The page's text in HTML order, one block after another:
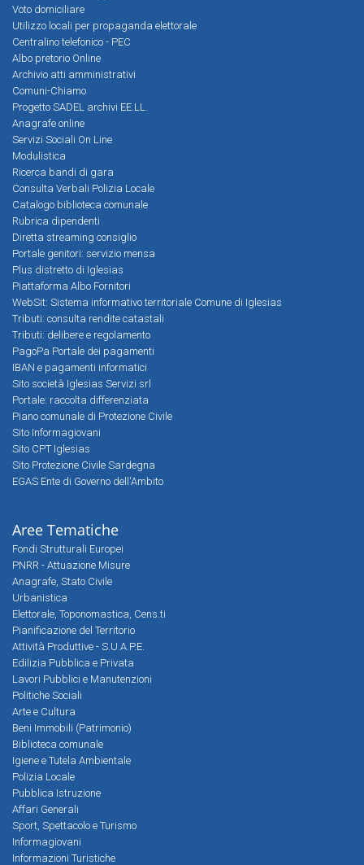
Voto domiciliare
Utilizzo locali per propaganda elettorale
Centralino telefonico - PEC
Albo pretorio Online
Archivio atti amministrativi
Comuni-Chiamo
Progetto SADEL archivi EE.LL.
Anagrafe online
Servizi Sociali On Line
Modulistica
Ricerca bandi di gara
Consulta Verbali Polizia Locale
Catalogo biblioteca comunale
Rubrica dipendenti
Diretta streaming consiglio
Portale genitori: servizio mensa
Plus distretto di Iglesias
Piattaforma Albo Fornitori
WebSit: Sistema informativo territoriale Comune di Iglesias
Tributi: consulta rendite catastali
Tributi: delibere e regolamento
PagoPa Portale dei pagamenti
IBAN e pagamenti informatici
Sito società Iglesias Servizi srl
Portale: raccolta differenziata
Piano comunale di Protezione Civile
Sito Informagiovani
Sito CPT Iglesias
Sito Protezione Civile Sardegna
EGAS Ente di Governo dell'Ambito
Aree Tematiche
Fondi Strutturali Europei
PNRR - Attuazione Misure
Anagrafe, Stato Civile
Urbanistica
Elettorale, Toponomastica, Cens.ti
Pianificazione del Territorio
Attività Produttive - S.U.A.P.E.
Edilizia Pubblica e Privata
Lavori Pubblici e Manutenzioni
Politiche Sociali
Arte e Cultura
Beni Immobili (Patrimonio)
Biblioteca comunale
Igiene e Tutela Ambientale
Polizia Locale
Pubblica Istruzione
Affari Generali
Sport, Spettacolo e Turismo
Informagiovani
Informazioni Turistiche